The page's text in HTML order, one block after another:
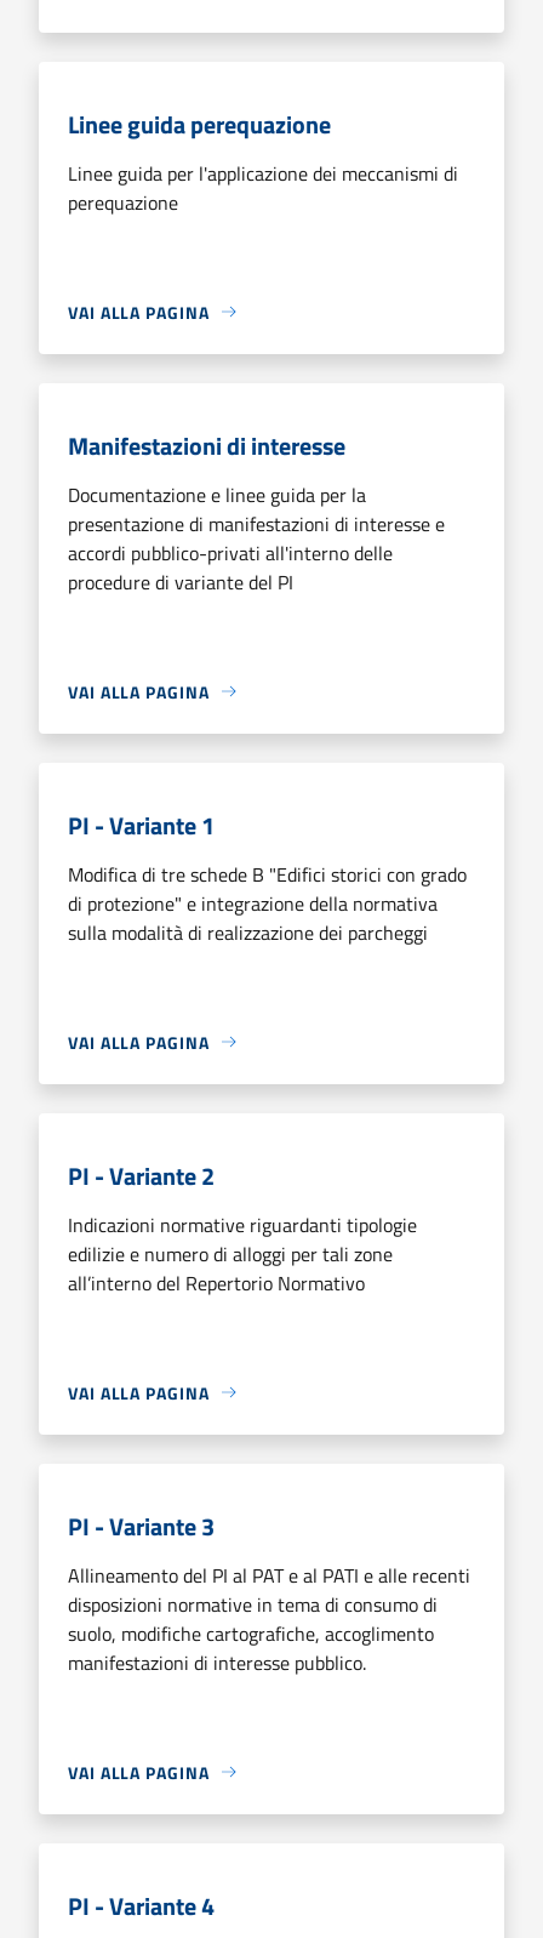
Linee guida perequazione
Linee guida per l'applicazione dei meccanismi di
perequazione
VAI ALLA PAGINA
Manifestazioni di interesse
Documentazione e linee guida per la
presentazione di manifestazioni di interesse e
accordi pubblico-privati all'interno delle
procedure di variante del PI
VAI ALLA PAGINA
PI - Variante 1
Modifica di tre schede B "Edifici storici con grado
di protezione" e integrazione della normativa
sulla modalità di realizzazione dei parcheggi
VAI ALLA PAGINA
PI - Variante 2
Indicazioni normative riguardanti tipologie
edilizie e numero di alloggi per tali zone
all’interno del Repertorio Normativo
VAI ALLA PAGINA
PI - Variante 3
Allineamento del PI al PAT e al PATI e alle recenti
disposizioni normative in tema di consumo di
suolo, modifiche cartografiche, accoglimento
manifestazioni di interesse pubblico.
VAI ALLA PAGINA
PI - Variante 4